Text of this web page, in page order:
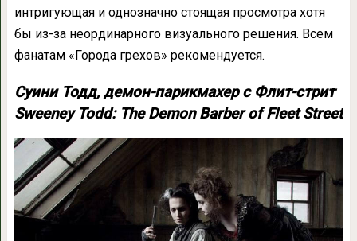
интригующая и однозначно стоящая просмотра хотя
бы из-за неординарного визуального решения. Всем
фанатам «Города грехов» рекомендуется.
Суини Тодд, демон-парикмахер с Флит-стрит
Sweeney Todd: The Demon Barber of Fleet Street